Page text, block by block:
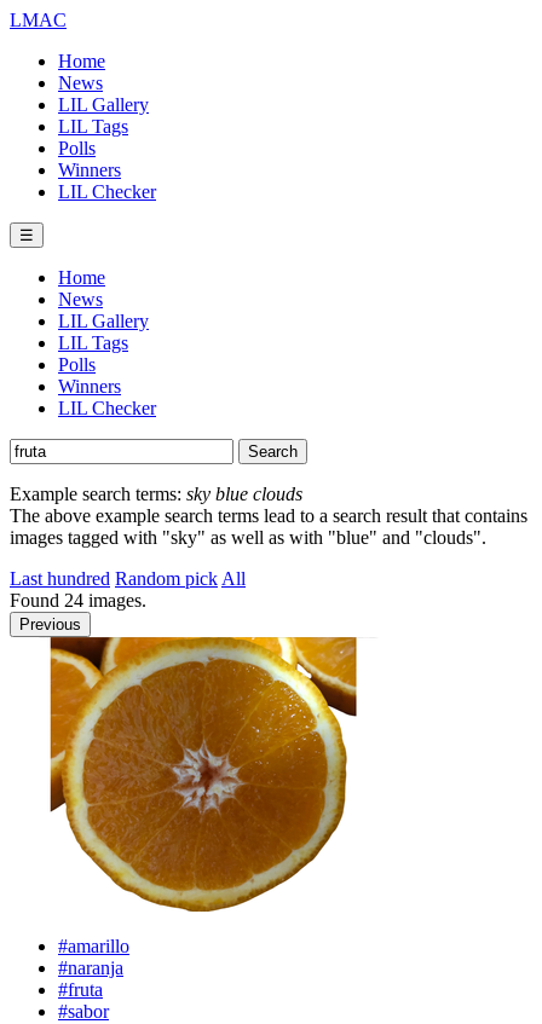
LMAC
Home
News
LIL Gallery
LIL Tags
Polls
Winners
LIL Checker
☰
Home
News
LIL Gallery
LIL Tags
Polls
Winners
LIL Checker
Example search terms: sky blue clouds
The above example search terms lead to a search result that contains
images tagged with "sky" as well as with "blue" and "clouds".
Last hundred Random pick All
Found 24 images.
Previous
#amarillo
#naranja
#fruta
#sabor